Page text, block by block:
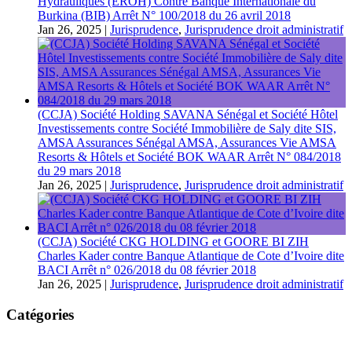
Burkina (BIB) Arrêt N° 100/2018 du 26 avril 2018
Jan 26, 2025 | Jurisprudence, Jurisprudence droit administratif
(CCJA) Société Holding SAVANA Sénégal et Société Hôtel
Investissements contre Société Immobilière de Saly dite SIS,
AMSA Assurances Sénégal AMSA, Assurances Vie AMSA
Resorts & Hôtels et Société BOK WAAR Arrêt N° 084/2018
du 29 mars 2018
Jan 26, 2025 | Jurisprudence, Jurisprudence droit administratif
(CCJA) Société CKG HOLDING et GOORE BI ZIH
Charles Kader contre Banque Atlantique de Cote d’Ivoire dite
BACI Arrêt n° 026/2018 du 08 février 2018
Jan 26, 2025 | Jurisprudence, Jurisprudence droit administratif
Catégories